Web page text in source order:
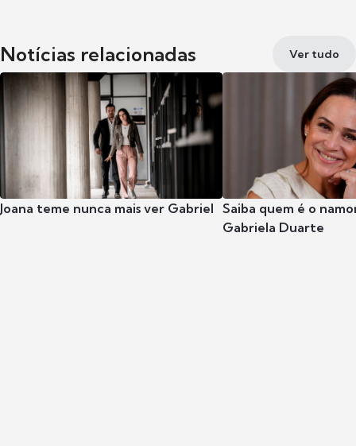
Notícias relacionadas Ver tudo
Joana teme nunca mais ver Gabriel Saiba quem é o
Gabriela Duarte